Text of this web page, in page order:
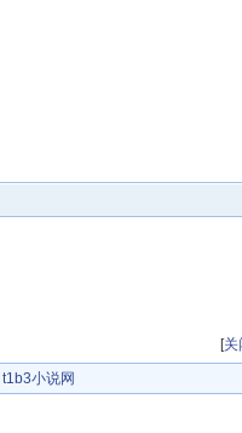
[关
t1b3小说网